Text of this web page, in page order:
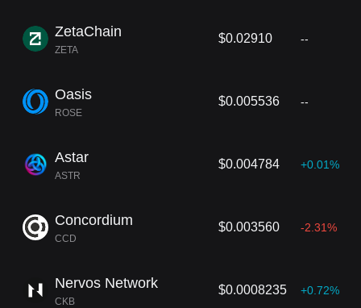
ZetaChain
ZETA
$0.02910 --
Oasis
ROSE
$0.005536 --
Astar
ASTR
$0.004784 +0.01%
Concordium
CCD
$0.003560 -2.31%
Nervos Network
CKB
$0.0008235 +0.72%